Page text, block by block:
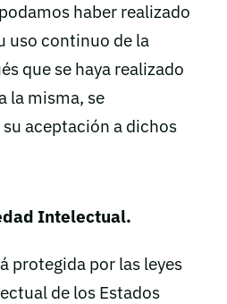
haber realizado
uso continuo de la
que se haya realizado
la misma, se
aceptación a dichos
Intelectual.
protegida por las leyes
de los Estados